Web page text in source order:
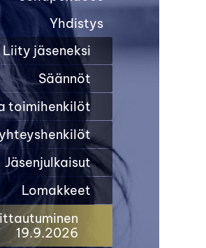
Yhdistys
Liity jäseneksi
Säännöt
toimihenkilöt
Jäsenjulkaisut
Lomakkeet
19.9.2026